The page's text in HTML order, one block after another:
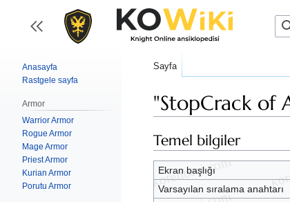
Kenar çubuğunu aç/kapat
Sayfa
Anasayfa
Rastgele sayfa
Armor
Warrior Armor
Rogue Armor
Mage Armor
Priest Armor
Kurian Armor
Porutu Armor
"StopCrack of
Temel bilgiler
Ekran başlığı
Varsayılan sıralama anahtarı